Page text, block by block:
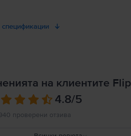
на клиентите Flip
4.8/5
проверени отзива